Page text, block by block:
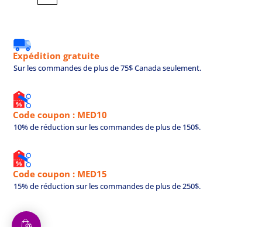
Expédition gratuite
Sur les commandes de plus de 75$ Canada seulement.
Code coupon : MED10
10% de réduction sur les commandes de plus de 150$.
Code coupon : MED15
15% de réduction sur les commandes de plus de 250$.